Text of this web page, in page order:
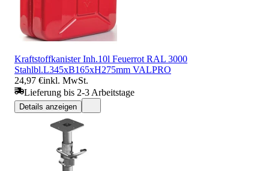
Kraftstoffkanister Inh.10l Feuerrot RAL 3000
Stahlbl.L345xB165xH275mm VALPRO
24,97 €inkl. MwSt.
Lieferung bis 2-3 Arbeitstage
Details anzeigen